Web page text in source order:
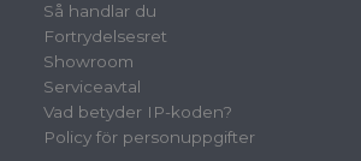
Så handlar du
Fortrydelsesret
Showroom
Serviceavtal
Vad betyder IP-koden?
Policy för personuppgifter